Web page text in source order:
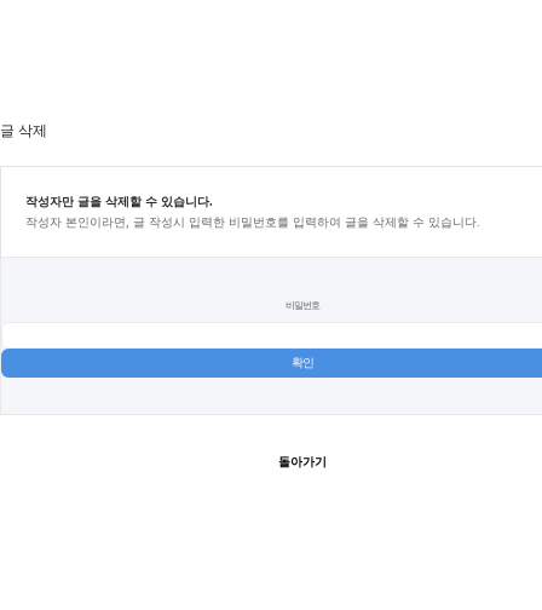
글 삭제
작성자만 글을 삭제할 수 있습니다.
작성자 본인이라면, 글 작성시 입력한 비밀번호를 입력하여 글을 삭제할 수 있습니다.
비밀번호
돌아가기